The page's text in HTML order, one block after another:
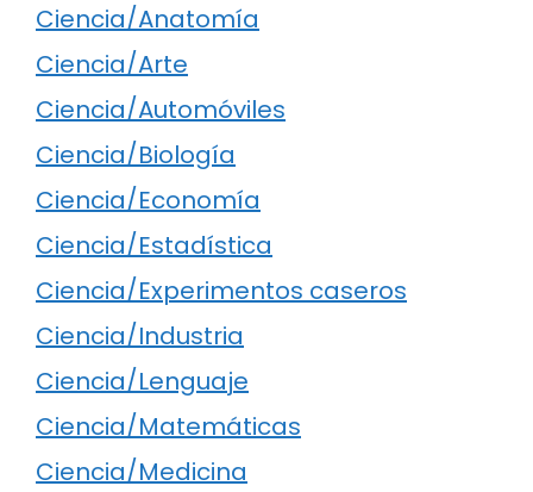
Ciencia/Anatomía
Ciencia/Arte
Ciencia/Automóviles
Ciencia/Biología
Ciencia/Economía
Ciencia/Estadística
Ciencia/Experimentos caseros
Ciencia/Industria
Ciencia/Lenguaje
Ciencia/Matemáticas
Ciencia/Medicina